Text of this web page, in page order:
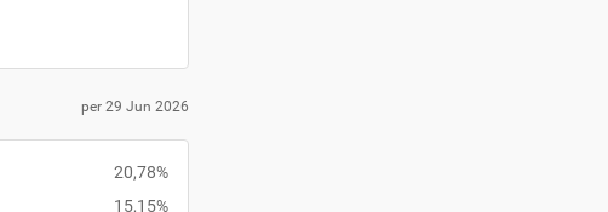
per 29 Jun 2026
20,78%
15,15%